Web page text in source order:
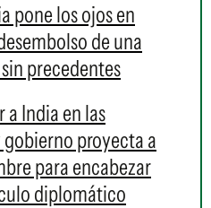
pone los ojos en
de una
precedentes
India en las
proyecta a
para encabezar
diplomático